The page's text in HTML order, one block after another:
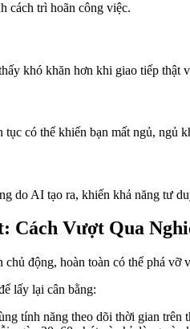
cách trì hoãn công việc.
khó khăn hơn khi giao tiếp thật
có thể khiến bạn mất ngủ, ngủ
do AI tạo ra, khiến khả năng tư
Cách Vượt Qua
động, hoàn toàn có thể phá
lấy lại cân bằng:
tính năng theo dõi thời gian trên